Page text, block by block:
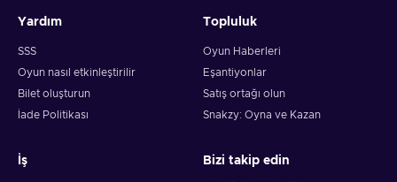
Yardım
SSS
Oyun nasıl etkinleştirilir
Bilet oluşturun
İade Politikası
Topluluk
Oyun Haberleri
Eşantiyonlar
Satış ortağı olun
Snakzy: Oyna ve Kazan
İş Bizi takip edin